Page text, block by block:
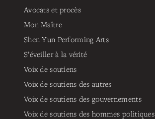
Avocats et procès
Mon Maître
Shen Yun Performing Arts
S’éveiller à la vérité
Voix de soutiens
Voix de soutiens des autres
Voix de soutiens des gouvernements
Voix de soutiens des hommes politiques